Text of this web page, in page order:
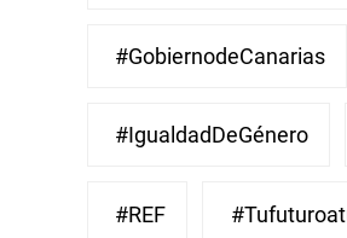
#GobiernodeCanarias
#IgualdadDeGénero
#REF